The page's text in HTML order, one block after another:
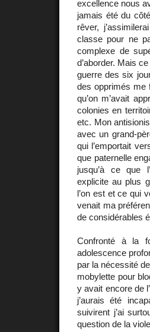
excellence nous
jamais été du
rêver,
classe pour ne
complexe de
d’aborder. Mais
guerre des six
des opprimés me
qu’on m’avait
colonies en
etc. Mon
avec un grand-
qui l’emportait
que paternelle
jusqu’à ce que
explicite au plus
l’on est et ce qui
venait ma
de considérables
Confronté à la
adolescence
par la nécessité
mobylette pour
y avait encore de
j’aurais été
suivirent j’ai
question de la